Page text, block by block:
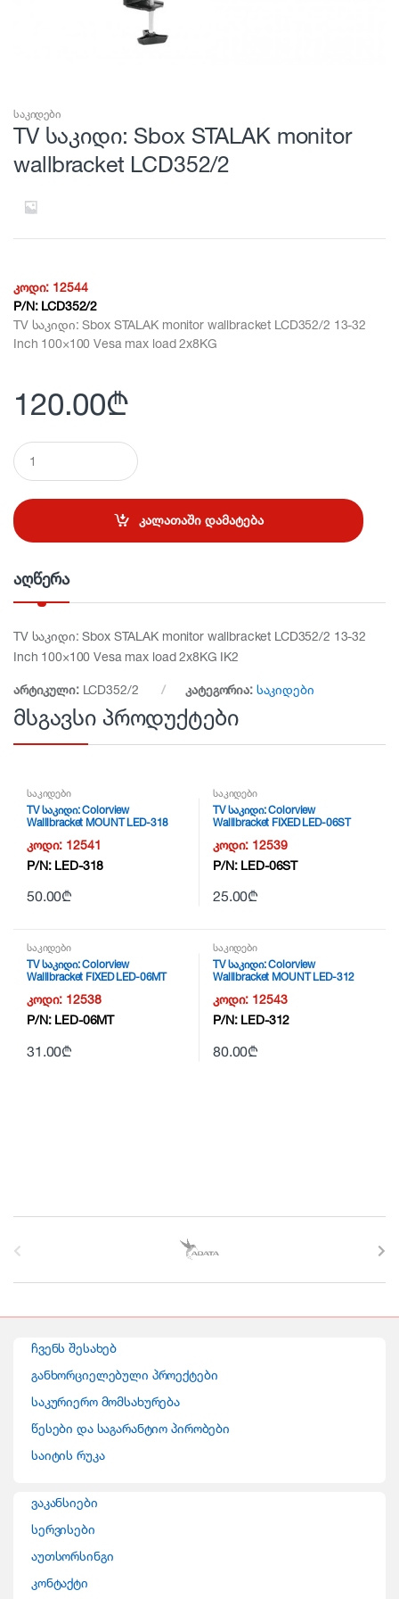
საკიდები
TV საკიდი: Sbox STALAK monitor
wallbracket LCD352/2
კოდი: 12544
P/N: LCD352/2
TV საკიდი: Sbox STALAK monitor wallbracket LCD352/2 13-32
Inch 100×100 Vesa max load 2x8KG
120.00₾
Q
u
t
i
კალათაში დამატება
აღწერა
TV საკიდი: Sbox STALAK monitor wallbracket LCD352/2 13-32
Inch 100×100 Vesa max load 2x8KG IK2
არტიკული: LCD352/2 კატეგორია: საკიდები
მსგავსი პროდუქტები
საკიდები
TV საკიდი: Colorview
Walllbracket MOUNT LED-318
კოდი: 12541
P/N: LED-318
50.00₾
საკიდები
TV საკიდი: Colorview
Walllbracket FIXED LED-06ST
კოდი: 12539
P/N: LED-06ST
25.00₾
საკიდები
TV საკიდი: Colorview
Walllbracket FIXED LED-06MT
კოდი: 12538
P/N: LED-06MT
31.00₾
საკიდები
TV საკიდი: Colorview
Walllbracket MOUNT LED-312
კოდი: 12543
P/N: LED-312
80.00₾
ჩვენს შესახებ
განხორციელებული პროექტები
საკურიერო მომსახურება
წესები და საგარანტიო პირობები
საიტის რუკა
ვაკანსიები
სერვისები
აუთსორსინგი
კონტაქტი